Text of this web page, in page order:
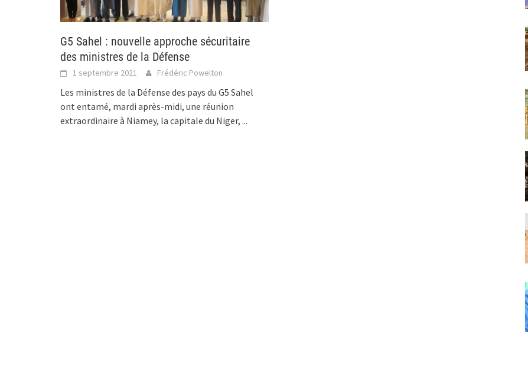
G5 Sahel : nouvelle approche sécuritaire
des ministres de la Défense
1 septembre 2021 Frédéric Powelton
Les ministres de la Défense des pays du G5 Sahel
ont entamé, mardi après-midi, une réunion
extraordinaire à Niamey, la capitale du Niger, ...